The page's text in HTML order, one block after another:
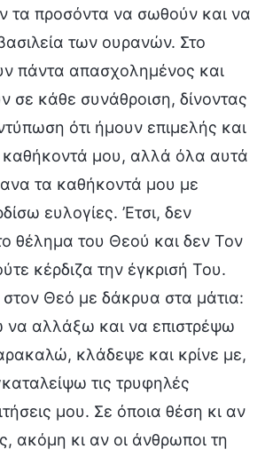
τα προσόντα να σωθούν και να
των ουρανών. Στο
πάντα απασχολημένος και
σε κάθε συνάθροιση, δίνοντας
ότι ήμουν επιμελής και
καθήκοντά μου, αλλά όλα αυτά
τα καθήκοντά μου με
ευλογίες. ’Ετσι, δεν
θέλημα του Θεού και δεν Τον
κέρδιζα την έγκρισή Του.
Θεό με δάκρυα στα μάτια:
να αλλάξω και να επιστρέψω
κλάδεψε και κρίνε με,
τις τρυφηλές
μου. Σε όποια θέση κι αν
ακόμη κι αν οι άνθρωποι τη